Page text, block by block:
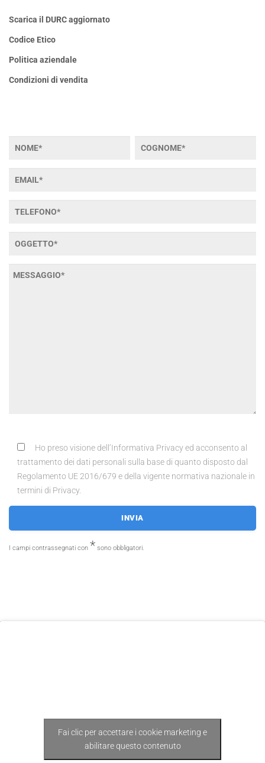
Scarica il DURC aggiornato
Codice Etico
Politica aziendale
Condizioni di vendita
Ho preso visione dell’Informativa Privacy ed acconsento al
trattamento dei dati personali sulla base di quanto disposto dal
Regolamento UE 2016/679 e della vigente normativa nazionale in
termini di Privacy.
I campi contrassegnati con * sono obbligatori.
Fai clic per accettare i cookie marketing e
abilitare questo contenuto